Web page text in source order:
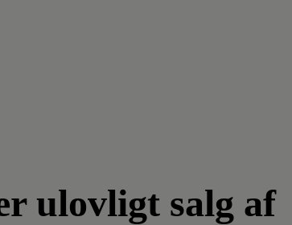
ulovligt salg af